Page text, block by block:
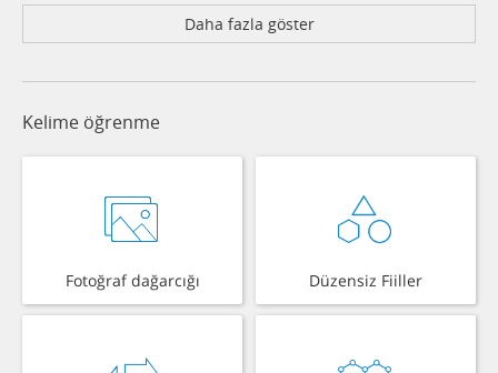
Daha fazla göster
Kelime öğrenme
Fotoğraf dağarcığı Düzensiz Fiiller